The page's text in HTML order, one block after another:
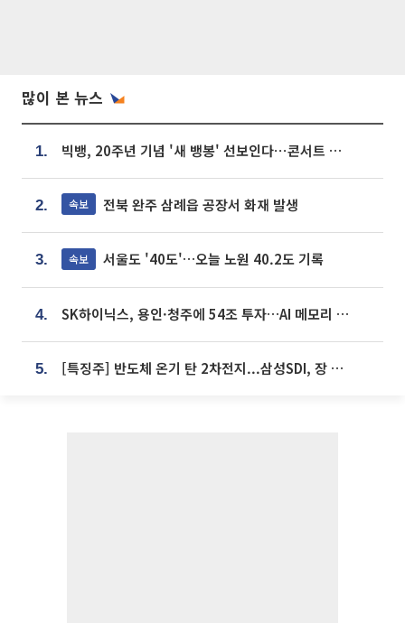
많이 본 뉴스
1. 빅뱅, 20주년 기념 '새 뱅봉' 선보인다⋯콘서트 앞두고 팝업 개최
2. 속보 전북 완주 삼례읍 공장서 화재 발생
3. 속보 서울도 '40도'…오늘 노원 40.2도 기록
4. SK하이닉스, 용인·청주에 54조 투자…AI 메모리 생산기지 키운다
5. [특징주] 반도체 온기 탄 2차전지...삼성SDI, 장 초반 7% 넘게 껑충